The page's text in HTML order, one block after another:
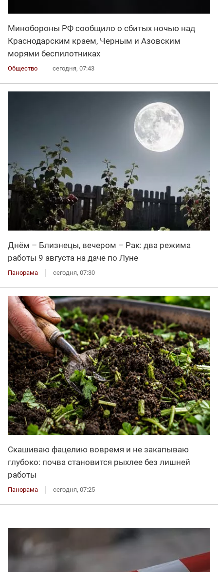
Минобороны РФ сообщило о сбитых ночью над
Краснодарским краем, Черным и Азовским
морями беспилотниках
Общество сегодня, 07:43
Днём – Близнецы, вечером – Рак: два режима
работы 9 августа на даче по Луне
Панорама сегодня, 07:30
Скашиваю фацелию вовремя и не закапываю
глубоко: почва становится рыхлее без лишней
работы
Панорама сегодня, 07:25